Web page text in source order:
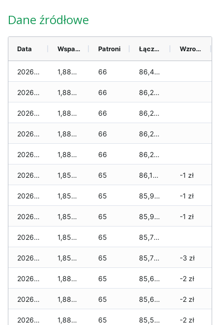
Dane źródłowe
Data Wsparcie Patroni Łącznie Wzrost (28 dni)
2026-08-09 1,885 zł 66 86,410 zł
2026-08-08 1,885 zł 66 86,280 zł
2026-08-07 1,885 zł 66 86,260 zł
2026-08-06 1,885 zł 66 86,250 zł
2026-08-05 1,885 zł 66 86,200 zł
2026-08-04 1,850 zł 65 86,165 zł -1 zł
2026-08-03 1,850 zł 65 85,965 zł -1 zł
2026-08-02 1,850 zł 65 85,945 zł -1 zł
2026-08-01 1,850 zł 65 85,750 zł
2026-07-31 1,850 zł 65 85,750 zł -3 zł
2026-07-29 1,885 zł 65 85,650 zł -2 zł
2026-07-28 1,885 zł 65 85,600 zł -2 zł
2026-07-27 1,885 zł 65 85,500 zł -2 zł